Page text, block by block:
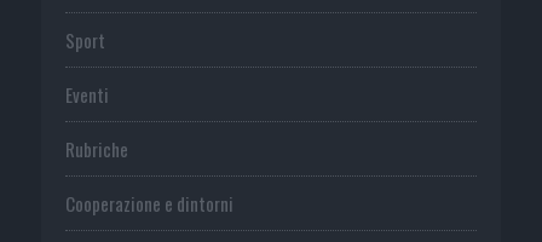
Sport
Eventi
Rubriche
Cooperazione e dintorni